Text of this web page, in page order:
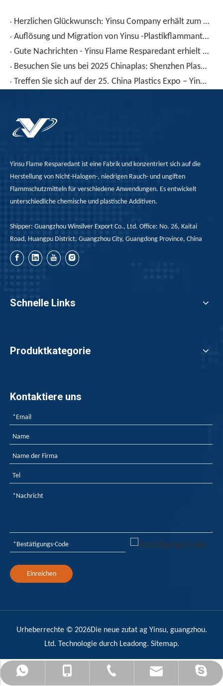
Herzlichen Glückwunsch: Yinsu Company erhält zum zweiten Mal die ISO9001 -Zertifizierung: ein Zeichen der Exzellenz im Qualitätsmanagement.
Auflösung und Migration von Yinsu -Plastikflammanteilen in Polymeren
Gute Nachrichten - Yinsu Flame Resparedant erhielt den Titel 'National High -Tech Enterprise' erneut
Besuchen Sie uns bei 2025 Chinaplas: Shenzhen Plastics & Rubber Expo
Treffen Sie sich auf der 25. China Plastics Expo – Yinsu Flame Retardant erwartet Sie in Yuyao!
Yinsu Flame Resparedant ist eine Fabrik und konzentriert sich auf die
Herstellung von Nicht-Halogen-, niedrigen Rauch- und ungiften
Flammschutzmitteln für verschiedene Anwendungen. Es entwickelt
unterschiedliche chemische und plastische Additiven.
Shipper: Guangzhou Winsilver Export Co., Ltd. Office: No. 26, Kaitai
Road, Huangpu District, Guangzhou City, Guangdong Province, China
Schnelle Links
Produktkategorie
+8617278575996
+86-17278575996
+86-20-32290502
admin@yinsuflame-retardant.com
Sandy Yin Su
Kontaktiere uns
Einreichen
Urheberrechte © 2026Die neue zutat ag Yinsu, guangzhou.
Ltd. Technologie durch Leadong. Sitemap.